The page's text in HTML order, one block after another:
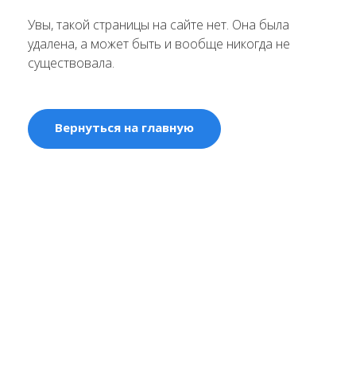
Увы, такой страницы на сайте нет. Она была
удалена, а может быть и вообще никогда не
существовала.
Вернуться на главную